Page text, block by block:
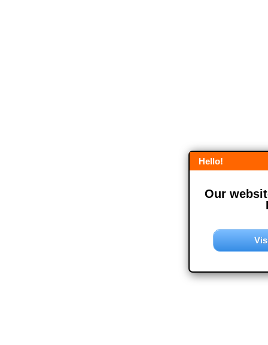
Hello!
Our